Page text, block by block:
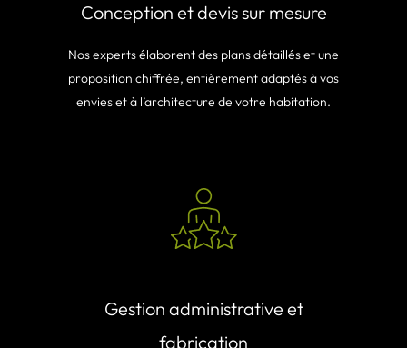
Conception et devis sur mesure
Nos experts élaborent des plans détaillés et une
proposition chiffrée, entièrement adaptés à vos
envies et à l’architecture de votre habitation.
Gestion administrative et
fabrication